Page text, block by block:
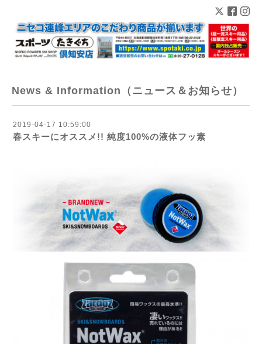
News & Information（ニュース＆お知らせ）
2019-04-17 10:59:00
春スキーにオススメ!! 純度100%の液体フッ素